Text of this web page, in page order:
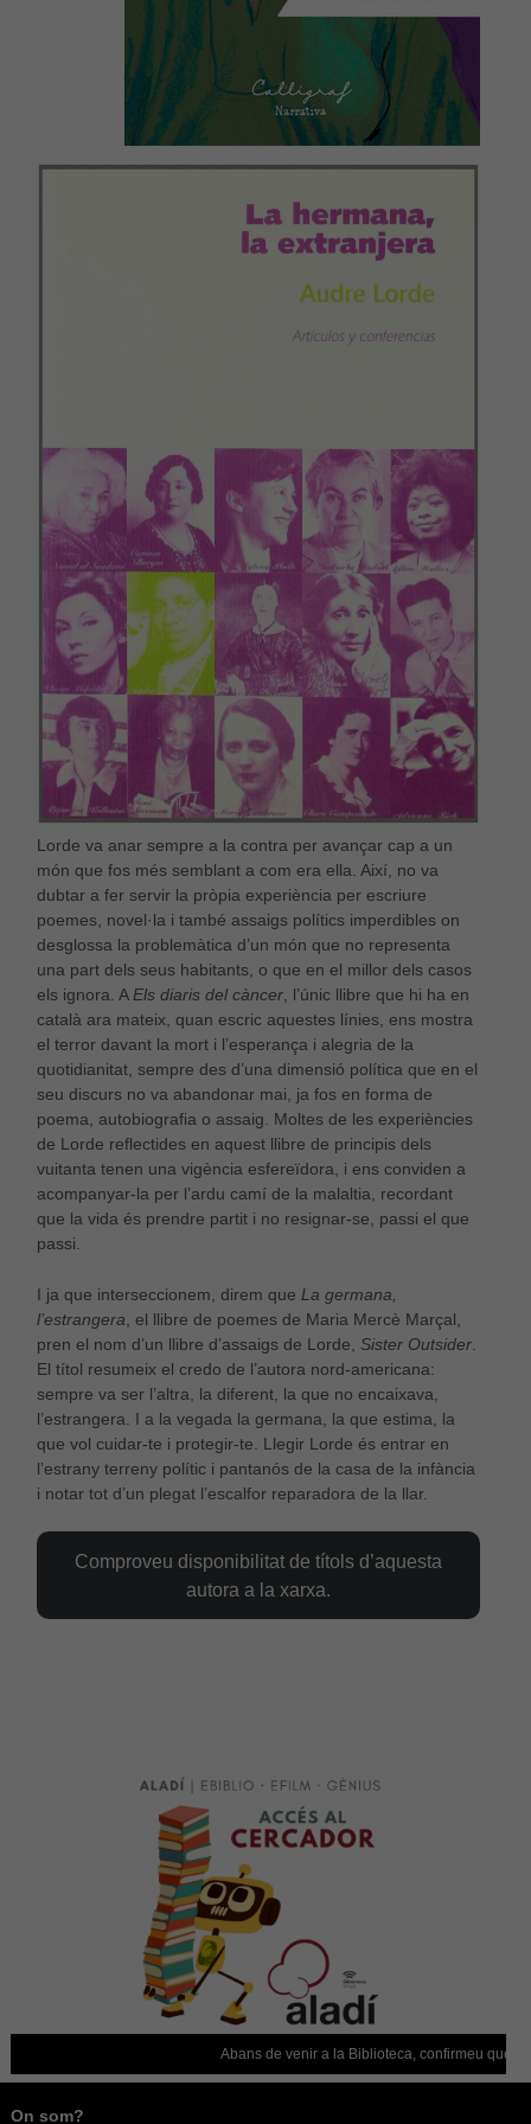
Lorde va anar sempre a la contra per avançar cap a un
món que fos més semblant a com era ella. Així, no va
dubtar a fer servir la pròpia experiència per escriure
poemes, novel·la i també assaigs polítics imperdibles on
desglossa la problemàtica d’un món que no representa
una part dels seus habitants, o que en el millor dels casos
els ignora. A Els diaris del càncer, l’únic llibre que hi ha en
català ara mateix, quan escric aquestes línies, ens mostra
el terror davant la mort i l’esperança i alegria de la
quotidianitat, sempre des d’una dimensió política que en el
seu discurs no va abandonar mai, ja fos en forma de
poema, autobiografia o assaig. Moltes de les experiències
de Lorde reflectides en aquest llibre de principis dels
vuitanta tenen una vigència esfereïdora, i ens conviden a
acompanyar-la per l’ardu camí de la malaltia, recordant
que la vida és prendre partit i no resignar-se, passi el que
passi.
I ja que interseccionem, direm que La germana,
l’estrangera , el llibre de poemes de Maria Mercè Marçal,
pren el nom d’un llibre d’assaigs de Lorde, Sister Outsider.
El títol resumeix el credo de l’autora nord-americana:
sempre va ser l’altra, la diferent, la que no encaixava,
l’estrangera. I a la vegada la germana, la que estima, la
que vol cuidar-te i protegir-te. Llegir Lorde és entrar en
l’estrany terreny polític i pantanós de la casa de la infància
i notar tot d’un plegat l’escalfor reparadora de la llar.
Comproveu disponibilitat de títols d’aquesta
autora a la xarxa.
Abans de venir a la Biblioteca, confirmeu que està
On som?
Necessàries
Aquestes
cookies no
són
opcionals,
són
necessàries
per al bon
funcionament
web.
Estadístiques
Per a millorar
la nostra web
Experiència
Per tal que el
nostre lloc
web funcioni
el millor
possible
durant la
Si rebutges
aquestes
alguna
funcionalitat